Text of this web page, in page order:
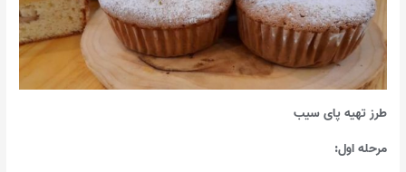
طرز تهیه پای سیب
مرحله اول: